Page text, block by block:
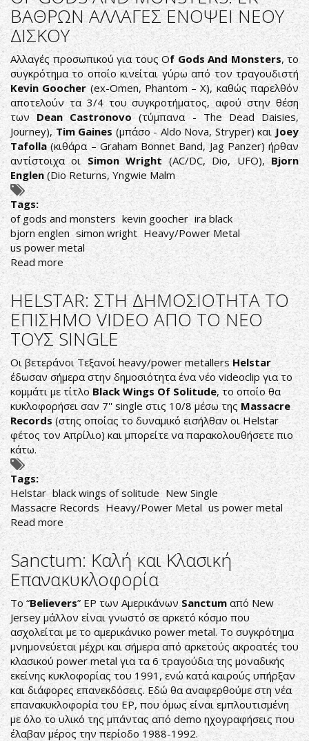
ΕΠΑΝΑΚΥΚΛΟΦΟΡΙΑ
ΤΩΝ
2
ALBUMS
ΤΟΥΣ
ΒΑΘΡΩΝ ΑΛΛΑΓΕΣ ΕΝΟΨΕΙ ΝΕΟΥ
ΔΙΣΚΟΥ
Αλλαγές προσωπικού για τους Of Gods And Monsters, το
συγκρότημα το οποίο κινείται γύρω από τον τραγουδιστή
Kevin Goocher (ex-Omen, Phantom – X), καθώς παρελθόν
αποτελούν τα 3/4 του συγκροτήματος, αφού στην θέση
τωνDean Castronovo (τύμπανα - The Dead Daisies,
Journey),Tim Gaines (μπάσο - Aldo Nova, Stryper) καιJoey
Tafolla(κιθάρα – Graham Bonnet Band, Jag Panzer) ήρθαν
αντίστοιχα οιSimon Wright(AC/DC, Dio, UFO), Bjorn
Englen(Dio Returns, Yngwie Malm
Tags:
of gods and monsters kevin goocher ira black
bjorn englen simon wright Heavy/Power Metal
us power metal
Read moreabout
OF
GODS
AND
MONSTERS:
ΕΚ
ΒΑΘΡΩΝ
ΑΛΛΑΓΕΣ
ΕΝΟΨΕΙ
ΝΕΟΥ
ΔΙΣΚΟΥ
HELSTAR: ΣΤΗ ΔΗΜΟΣΙΟΤΗΤΑ ΤΟ
ΕΠΙΣΗΜΟ VIDEO ΑΠΟ ΤΟ ΝΕΟ
ΤΟΥΣ SINGLE
Οι βετεράνοι Τεξανοί heavy/power metallersHelstar
έδωσαν σήμερα στην δημοσιότητα ένα νέο videoclip για το
κομμάτι με τίτλοBlack Wings Of Solitude, το οποίο θα
κυκλοφορήσει σαν 7'' single στις 10/8 μέσω της Massacre
Records (στης οποίας το δυναμικό εισήλθαν οι Helstar
φέτος τον Απρίλιο) και μπορείτε να παρακολουθήσετε πιο
κάτω.
Tags:
Helstar black wings of solitude New Single
Massacre Records Heavy/Power Metal us power metal
Read more about
HELSTAR:
ΣΤΗ
ΔΗΜΟΣΙΟΤΗΤΑ
ΤΟ
ΕΠΙΣΗΜΟ
VIDEO
ΑΠΟ
ΤΟ
ΝΕΟ
ΤΟΥΣ
SINGLE
Sanctum: Kαλή και Kλασική
Επανακυκλοφορία
Το “Believers” ΕΡ των AμερικάνωνSanctum από New
Jersey μάλλον είναι γνωστό σε αρκετό κόσμο που
ασχολείται με το αμερικάνικο power metal. To συγκρότημα
μνημονεύεται μέχρι και σήμερα από αρκετούς ακροατές του
κλασικού power metal για τα 6 τραγούδια της μοναδικής
εκείνης κυκλοφορίας του 1991, ενώ κατά καιρούς υπήρξαν
και διάφορες επανεκδόσεις. Εδώ θα αναφερθούμε στη νέα
επανακυκλοφορία του ΕΡ, που όμως είναι εμπλουτισμένη
με όλο το υλικό της μπάντας από demo ηχογραφήσεις που
έλαβαν μέρος την περίοδο 1988-1992.